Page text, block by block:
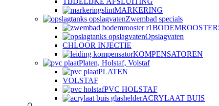
MARKERING
Zwembad specials
Opslagvaten
CHLOOR INJECTIE
KOMPENSATOREN
Platen, Holstaf, Volstaf
PLATEN
VOLSTAF
PVC HOLSTAF
ACRYLAAT BUIS